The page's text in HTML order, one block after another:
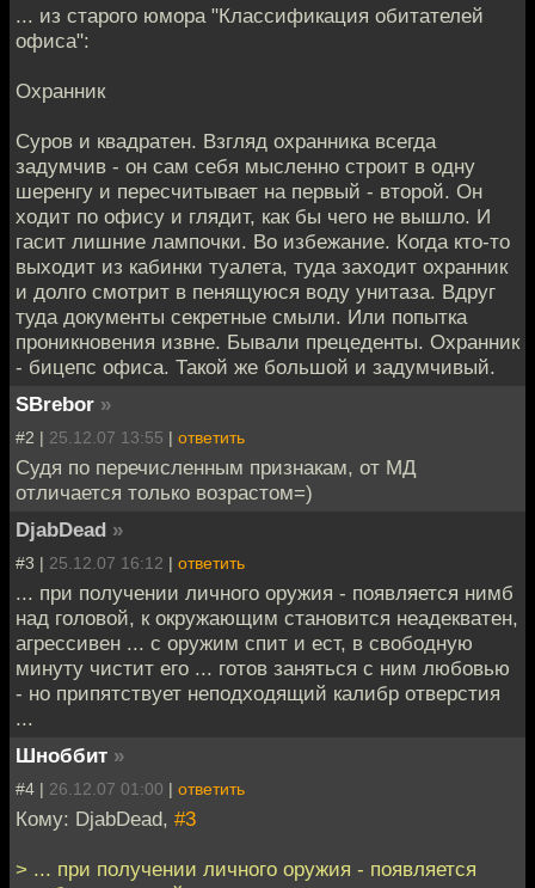
... из старого юмора "Классификация обитателей
офиса":
Охранник
Суров и квадратен. Взгляд охранника всегда
задумчив - он сам себя мысленно строит в одну
шеренгу и пересчитывает на первый - второй. Он
ходит по офису и глядит, как бы чего не вышло. И
гасит лишние лампочки. Во избежание. Когда кто-то
выходит из кабинки туалета, туда заходит охранник
и долго смотрит в пенящуюся воду унитаза. Вдруг
туда документы секретные смыли. Или попытка
проникновения извне. Бывали прецеденты. Охранник
- бицепс офиса. Такой же большой и задумчивый.
SBrebor »
#2 | 25.12.07 13:55 | ответить
Судя по перечисленным признакам, от МД
отличается только возрастом=)
DjabDead »
#3 | 25.12.07 16:12 | ответить
... при получении личного оружия - появляется нимб
над головой, к окружающим становится неадекватен,
агрессивен ... с оружим спит и ест, в свободную
минуту чистит его ... готов заняться с ним любовью
- но припятствует неподходящий калибр отверстия
...
Шноббит »
#4 | 26.12.07 01:00 | ответить
Кому: DjabDead, #3
> ... при получении личного оружия - появляется